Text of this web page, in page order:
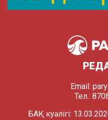
Email:
Тел.:
БАҚ куәлігі: